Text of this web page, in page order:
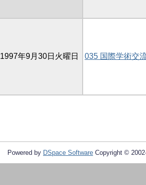
1997年9月30日火曜日 035 国際学術交
Powered by DSpace Software Copyright ©